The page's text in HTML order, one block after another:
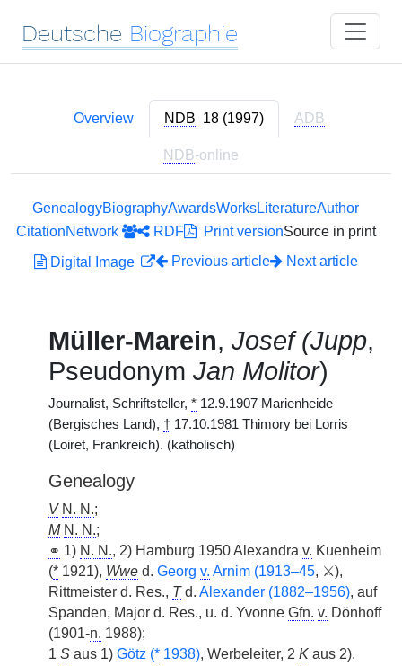
Deutsche Biographie
Overview NDB 18 (1997) ADB
NDB-online
GenealogyBiographyAwardsWorksLiteratureAuthor
CitationNetwork RDF Print versionSource in print
Digital Image
Previous article Next article
Müller-Marein, Josef (Jupp,
Pseudonym Jan Molitor)
Journalist, Schriftsteller, * 12.9.1907 Marienheide
(Bergisches Land), † 17.10.1981 Thimory bei Lorris
(Loiret, Frankreich). (katholisch)
Genealogy
V N. N.;
M N. N.;
⚭ 1) N. N., 2) Hamburg 1950 Alexandra v. Kuenheim
(* 1921), Wwe d. Georg v. Arnim (1913–45, ⚔),
Rittmeister d. Res., Td. Alexander (1882–1956), auf
Spanden, Major d. Res., u. d. Yvonne Gfn. v. Dönhoff
(1901-n. 1988);
1 S aus 1) Götz (* 1938), Werbeleiter, 2 K aus 2).